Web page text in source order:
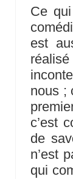
Ce
est
nous ;
c’est
de
n’est
qui